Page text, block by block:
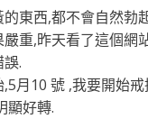
東西,都不會自然勃
重,昨天看了這個網
.
月10 號 ,我要開始
顯好轉.